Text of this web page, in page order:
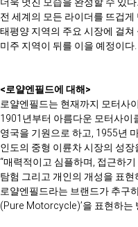
전 세계의 모든 라이더를 뜨겁
태평양 지역의 주요 시장에 걸
미주 지역이 뒤를 이을 예정이다.
<로얄엔필드에 대해>
로얄엔필드는 현재까지 모터사
1901년부터 아름다운 모터사이
영국을 기원으로 하고, 1955년
인도의 중형 이륜차 시장의 성
“매력적이고 심플하며, 접근하
탐험 그리고 개인의 개성을 표현
로얄엔필드라는 브랜드가 추구
(Pure Motorcycle)’을 표현하는